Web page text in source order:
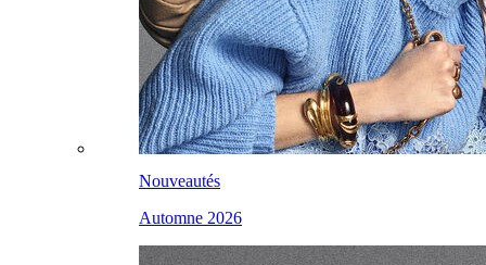
Nouveautés
Automne 2026